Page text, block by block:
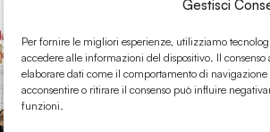
Gestisci
Per fornire le migliori esperienze, utilizziamo
accedere alle informazioni del dispositivo. Il
elaborare dati come il comportamento di navigazione
acconsentire o ritirare il consenso può influire
funzioni.